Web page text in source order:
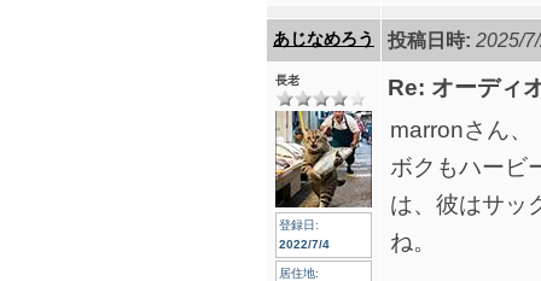
あじなめろう 投稿日時: 2025/
長老
登録日:
2022/7/4
居住地:
Re: オーディ
marronさん、
ボクもハービ
は、彼はサッ
ね。